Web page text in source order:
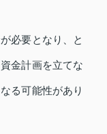
必要となり、と
金計画を立てな
る可能性があり